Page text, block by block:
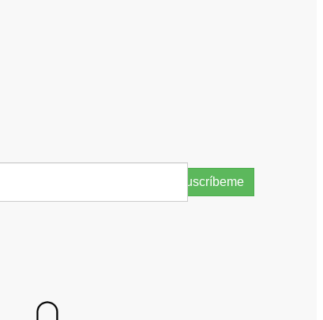
Suscríbeme